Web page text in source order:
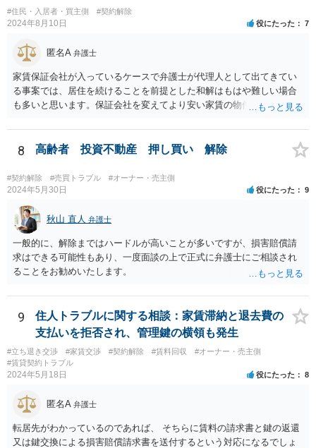
#住民・入居者・買主側 #契約解除
2024年8月10日 役にたった 7
匿名A 弁護士
家賃保証会社が入っているケースで弁護士が代理人として出てきてい
る事案では、居住を続けることを前提とした和解はもはや難しい場合
も多いと思います。保証会社を変えてより安い家賃の物件に転居する
8 高齢者 投資不動産 押し買い 解除
#契約解除 #売買トラブル #オーナー・売主側
2024年5月30日 役にたった 9
秋山 直人 弁護士
一般的に、解除まではハードルが高いことが多いですが、損害賠償請
求はできる可能性もあり、一度面談の上で正式に弁護士にご相談され
ることをお勧めいたします。
9
住人トラブルに関する相談：家賃滞納と退去費の
支払いを拒否され、管理鍵の横領も発生
#立ち退き交渉 #家賃交渉 #契約解除 #賃料回収
#オーナー・売主側
#賃貸契約トラブル
2024年5月18日 役にたった 8
匿名A 弁護士
転居先がわかっているのであれば、 そちらに賃料の請求書と鍵の返還
又は鍵交換による損害賠償請求書を送付するという対応になるでしょ